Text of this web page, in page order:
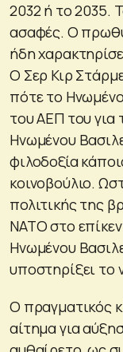
2032 ή το 2035.
ασαφές. Ο
ήδη
Ο Σερ Κιρ
πότε το
του ΑΕΠ του
Ηνωμένου
φιλοδοξία
κοινοβούλιο.
πολιτικής της
ΝΑΤΟ στο
Ηνωμένου
υποστηρίξει το
Ο πραγματικός
αίτημα για